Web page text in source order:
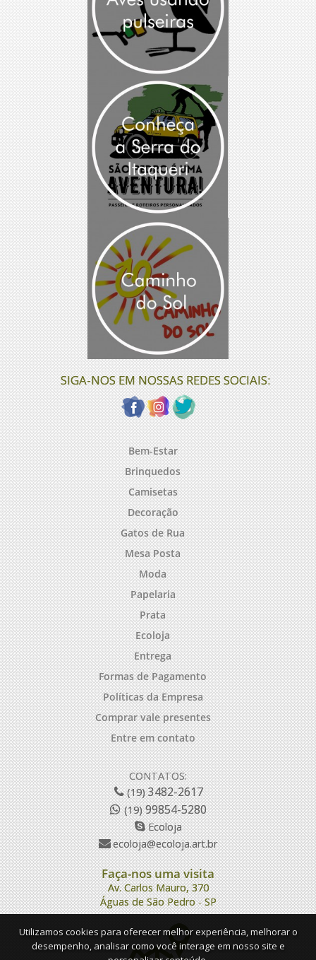
SIGA-NOS EM NOSSAS REDES SOCIAIS:
Bem-Estar
Brinquedos
Camisetas
Decoração
Gatos de Rua
Mesa Posta
Moda
Papelaria
Prata
Ecoloja
Entrega
Formas de Pagamento
Políticas da Empresa
Comprar vale presentes
Entre em contato
CONTATOS:
(19)3482-2617
(19)99854-5280
Ecoloja
ecoloja@ecoloja.art.br
Faça-nos uma visita
Av. Carlos Mauro, 370
Águas de São Pedro - SP
Utilizamos cookies para oferecer melhor experiência, melhorar o
desempenho, analisar como você interage em nosso site e